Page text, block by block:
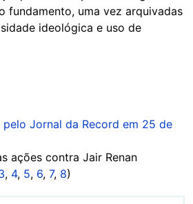
fundamento, uma vez arquivadas
ideológica e uso de
Jornal da Record em 25 de
ações contra Jair Renan
, 4, 5, 6, 7, 8)